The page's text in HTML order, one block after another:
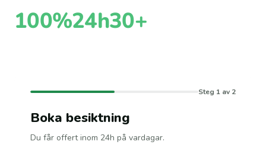
100%24h30+
Steg 1 av 2
Boka besiktning
Du får offert inom 24h på vardagar.